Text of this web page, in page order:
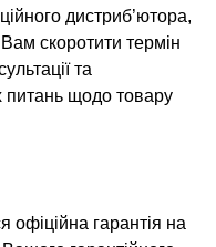
дистриб’ютора,
скоротити термін
та
щодо товару
гарантія на